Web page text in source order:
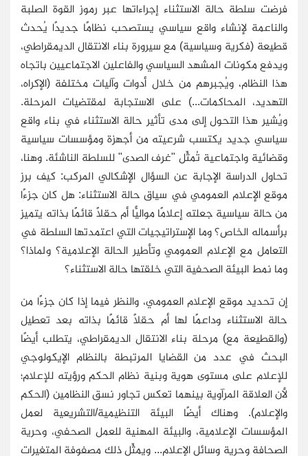
فرضت سلطة حالة الاستثناء إجراءاتها عبر رموز القوة الصلبة
والناعمة لإنشاء واقع سياسي يستصحب نظامًا جديدًا يُحدث
قطيعة (فكرية وسياسية) مع سيرورة بناء الانتقال الديمقراطي،
ويدفع مكونات المشهد السياسي والفاعلين الاجتماعيين باتجاه
هذا النظام، ويُجبرهم من خلال أدوات وآليات مختلفة (الإكراه،
التهديد، المحاكمات...) على الاستجابة لمقتضيات المرحلة.
ويُشير هذا التحول إلى مدى تأثير حالة الاستثناء في بناء واقع
سياسي جديد يكتسب شرعيته من أجهزة ومؤسسات سياسية
وقضائية واجتماعية تُمثِّل "غرف الصدى" للسلطة الناشئة. وهنا،
تحاول الدراسة الإجابة عن السؤال الإشكالي المركب: كيف برز
موقع الإعلام العمومي في سياق حالة الاستثناء: هل كان جزءًا
من حالة سياسية جعلته إعلامًا مواليًّا أم حقلًا قائمًا بذاته يتميز
برأسماله الخاص؟ وما الإستراتيجيات التي اعتمدتها السلطة في
التعامل مع الإعلام العمومي وتأطير الحالة الإعلامية؟ ولماذا؟
وما نمط البيئة الصحفية التي خلقتها حالة الاستثناء؟
إن تحديد موقع الإعلام العمومي، والنظر فيما إذا كان جزءًا من
حالة الاستثناء وداعمًا لها أم حقلًا قائمًا بذاته بعد تعطيل
(والقطيعة مع) مرحلة بناء الانتقال الديمقراطي، يتطلب أيضًا
البحث في عدد من القضايا المرتبطة بالنظام الإيكولوجي
للإعلام على مستوى هوية وبنية نظام الحكم ورؤيته للإعلام؛
لأن العلاقة المرآوية بينهما تعكس تجاور نسق النظامين (الحكم
والإعلام). وهناك أيضًا البيئة التنظيمية/التشريعية لعمل
المؤسسات الإعلامية، والبيئة المهنية للعمل الصحفي، وحرية
الصحافة وحرية وسائل الإعلام... ويمثِّل ذلك مصفوفة المتغيرات